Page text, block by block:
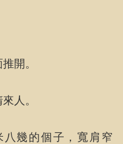
開。
人。
幾的個子，寬肩窄